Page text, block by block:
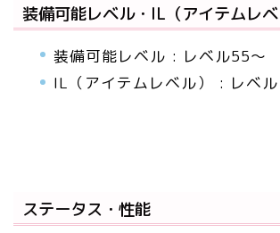
装備可能レベル・IL（アイテムレベ
装備可能レベル : レベル55～
IL（アイテムレベル） : レベ
ステータス・性能